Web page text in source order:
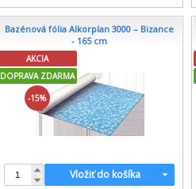
Bazénová fólia Alkorplan 3000 – Bizance
- 165 cm
AKCIA
DOPRAVA ZDARMA
-15%
Vložiť do košíka